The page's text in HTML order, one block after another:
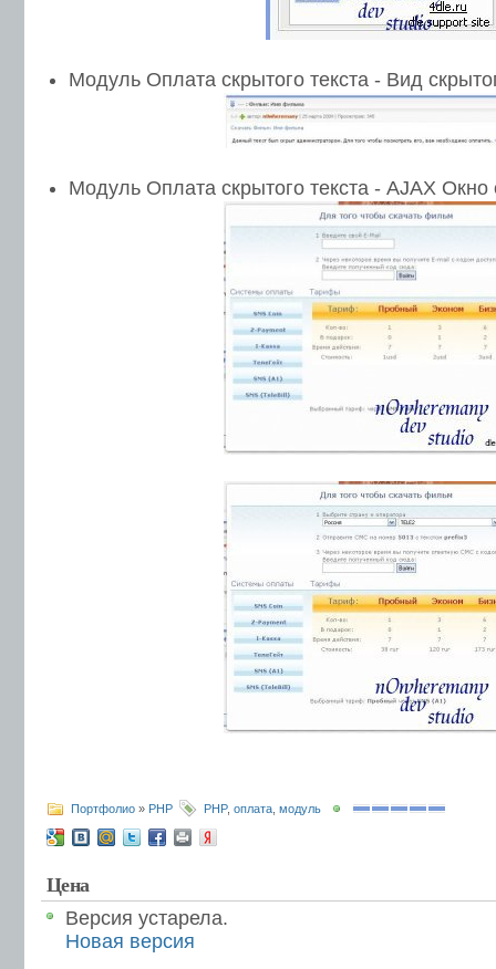
Модуль Оплата скрытого текста - Вид
Модуль Оплата скрытого текста - AJAX Окно
Портфолио » PHP PHP, оплата модуль
Цена
Версия устарела.
Новая версия